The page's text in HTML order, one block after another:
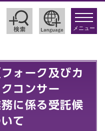
toggle
メニュー
ォーク及びカ
コンサー
に係る受託候
て